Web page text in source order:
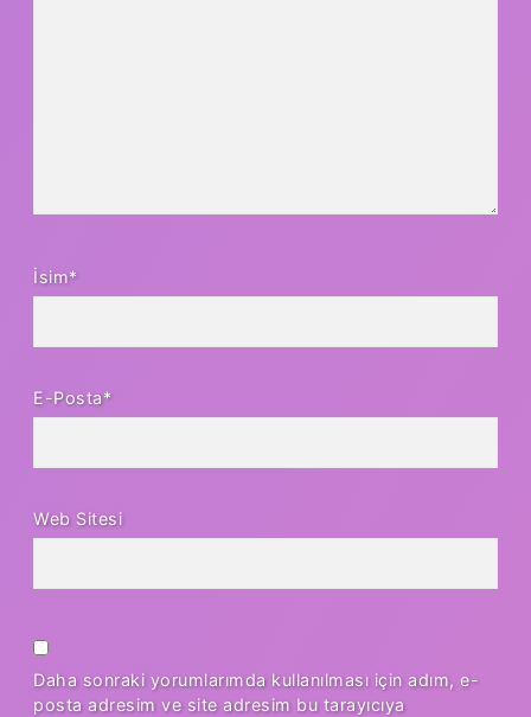
İsim*
E-Posta*
Web Sitesi
Daha sonraki yorumlarımda kullanılması için adım, e-
posta adresim ve site adresim bu tarayıcıya